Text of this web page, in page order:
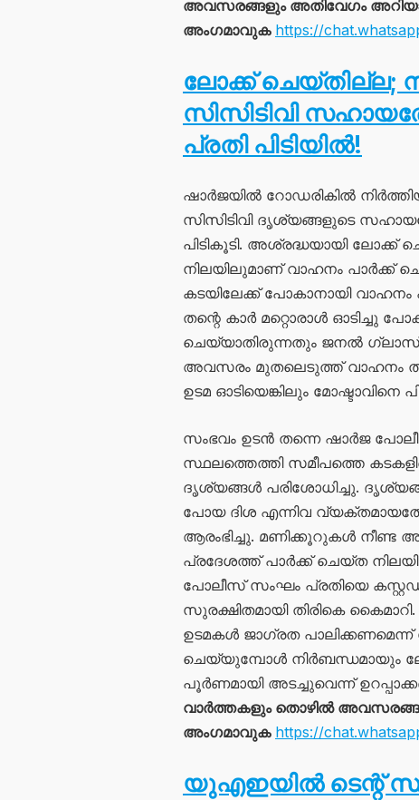
അവസരങ്ങളും അതിവേഗം
അംഗമാവുക https://
ലോക്ക് ചെയ്തില്ല;
സിസിടിവി
പ്രതി പിടിയിൽ!
ഷാർജയിൽ റോഡരികിൽ
സിസിടിവി ദൃശ്യങ്ങളുടെ
പിടികൂടി. അശ്രദ്ധയായി ലോക്ക്
നിലയിലുമാണ് വാഹനം പാർക്ക്
കടയിലേക്ക് പോകാനായി വാഹനം
തന്റെ കാർ മറ്റൊരാൾ ഓടിച്ചു
ചെയ്യാതിരുന്നതും ജനൽ ഗ്ലാസ്
അവസരം മുതലെടുത്ത് വാഹനം
ഉടമ ഓടിയെങ്കിലും മോഷ്ടാവിനെ
സംഭവം ഉടൻ തന്നെ ഷാർജ
സ്ഥലത്തെത്തി സമീപത്തെ
ദൃശ്യങ്ങൾ പരിശോധിച്ചു.
പോയ ദിശ എന്നിവ
ആരംഭിച്ചു. മണിക്കൂറുകൾ
പ്രദേശത്ത് പാർക്ക് ചെയ്ത
പോലീസ് സംഘം പ്രതിയെ
സുരക്ഷിതമായി തിരികെ
ഉടമകൾ ജാഗ്രത പാലിക്കണമെന്ന്
ചെയ്യുമ്പോൾ
പൂർണമായി അടച്ചുവെന്ന്
വാർത്തകളും തൊഴിൽ
അംഗമാവുക https://
യുഎഇയിൽ ടെന്റ്